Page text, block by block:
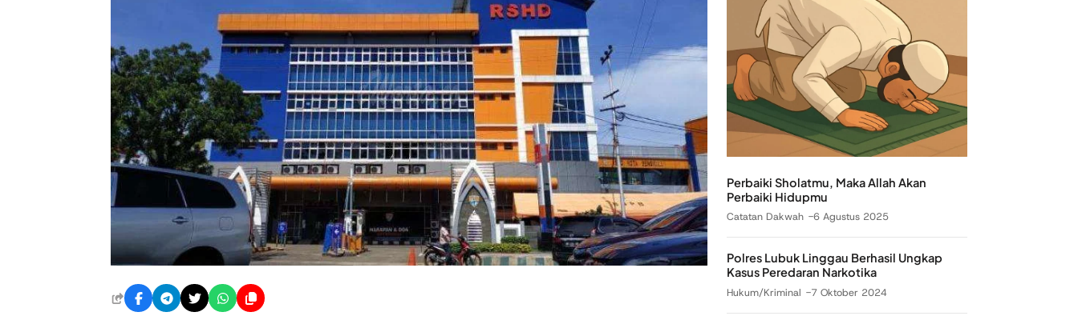
Perbaiki Sholatmu, Maka Allah Akan
Perbaiki Hidupmu
Catatan Dakwah 6 Agustus 2025
Polres Lubuk Linggau Berhasil Ungkap
Kasus Peredaran Narkotika
Hukum/Kriminal 7 Oktober 2024